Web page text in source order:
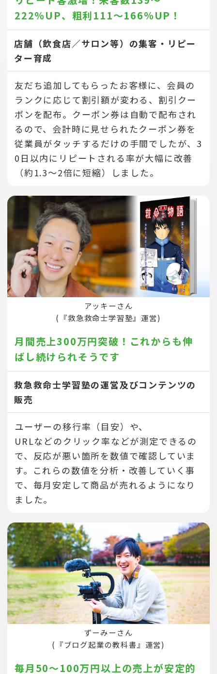
222％UP、 粗利111～166％UP！
店舗（飲食店／サロン等）の集客・リピー
ター育成
友だち追加してもらったお客様に、会員の
ランクに応じて割引額が変わる、割引クー
ポンを配布。クーポン券は自動で配布され
るので、会計時に見せられたクーポン券を
従業員がタッチするだけの手間でしたが、3
0日以内にリピートされる率が大幅に改善
（約1.3～2倍に短縮）しました。
アッキーさん
(『救急救命士学習塾』運営)
月間売上300万円突破！ これからも伸
ばし続けられそうです
救急救命士学習塾の運営及びコンテンツの
販売
ユーザーの移行率（目安）や、
URLなどのクリック率などが測定できるの
で、反応が悪い箇所を数値で確認していま
す。
これらの数値を分析・改善していく事
で、毎月安定して商品が売れるようになり
ました。
ずーみーさん
(『ブログ起業の教科書』運営)
毎月50～100万円以上の売上が安定的